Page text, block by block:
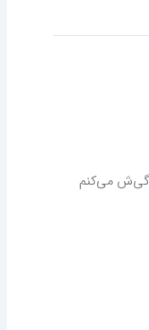
می‌کنم